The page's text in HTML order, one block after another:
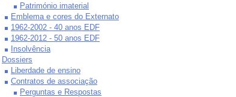
Património imaterial
Emblema e cores do Externato
1962-2002 - 40 anos EDF
1962-2012 - 50 anos EDF
Insolvência
Dossiers
Liberdade de ensino
Contratos de associação
Perguntas e Respostas